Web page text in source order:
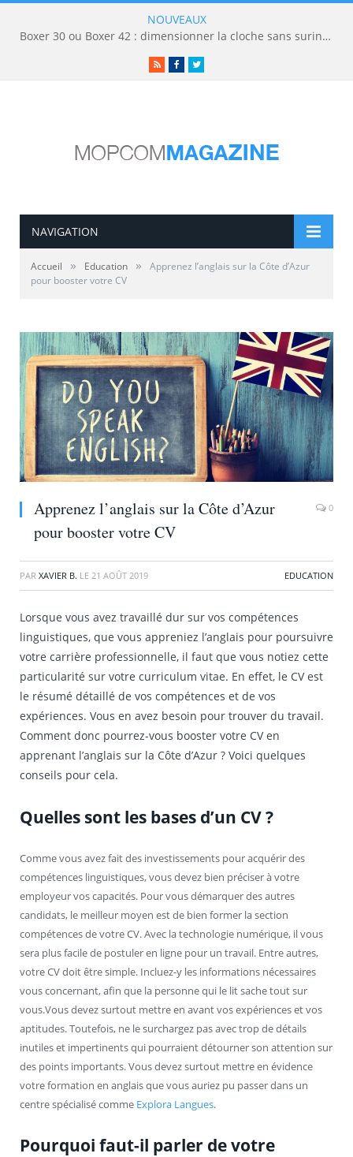
NOUVEAUX
Boxer 30 ou Boxer 42 : dimensionner la cloche sans surinvestir
RSSFacebookTwitter
NAVIGATION
Accueil » Education »
Apprenez l’anglais sur la Côte d’Azur
pour booster votre CV
Apprenez l’anglais sur la Côte d’Azur
pour booster votre CV
0
PAR XAVIER B. LE 21 AOÛT 2019 EDUCATION
Lorsque vous avez travaillé dur sur vos compétences
linguistiques, que vous appreniez l’anglais pour poursuivre
votre carrière professionnelle, il faut que vous notiez cette
particularité sur votre curriculum vitae. En effet, le CV est
le résumé détaillé de vos compétences et de vos
expériences. Vous en avez besoin pour trouver du travail.
Comment donc pourrez-vous booster votre CV en
apprenant l’anglais sur la Côte d’Azur ? Voici quelques
conseils pour cela.
Quelles sont les bases d’un CV ?
Comme vous avez fait des investissements pour acquérir des
compétences linguistiques, vous devez bien préciser à votre
employeur vos capacités. Pour vous démarquer des autres
candidats, le meilleur moyen est de bien former la section
compétences de votre CV. Avec la technologie numérique, il vous
sera plus facile de postuler en ligne pour un travail. Entre autres,
votre CV doit être simple. Incluez-y les informations nécessaires
vous concernant, afin que la personne qui le lit sache tout sur
vous.Vous devez surtout mettre en avant vos expériences et vos
aptitudes. Toutefois, ne le surchargez pas avec trop de détails
inutiles et impertinents qui pourraient détourner son attention sur
des points importants. Vous devez surtout mettre en évidence
votre formation en anglais que vous auriez pu passer dans un
centre spécialisé comme Explora Langues.
Pourquoi faut-il parler de votre